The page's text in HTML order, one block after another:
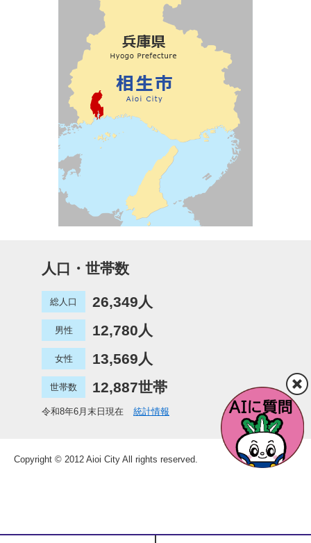
人口・世帯数
総人口 26,349人
男性 12,780人
女性 13,569人
世帯数 12,887世帯
令和8年6月末日現在 統計情報
Copyright © 2012 Aioi City All rights reserved.